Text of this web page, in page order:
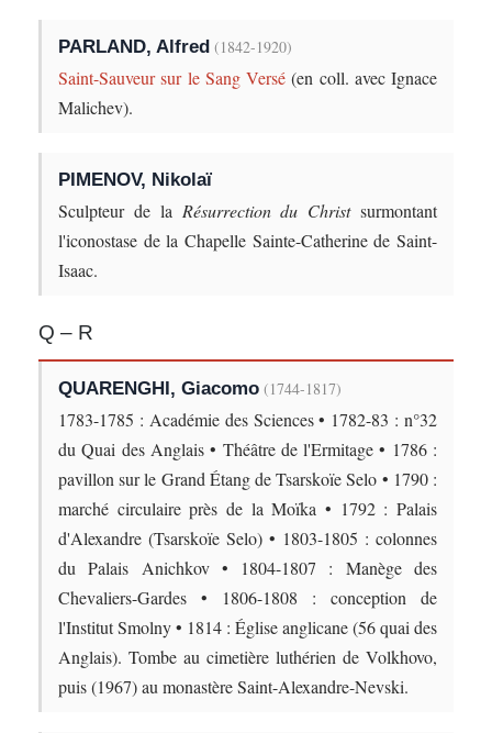
PARLAND, Alfred (1842-1920)
Saint-Sauveur sur le Sang Versé (en coll. avec Ignace
Malichev).
PIMENOV, Nikolaï
Sculpteur de la Résurrection du Christsurmontant
l'iconostase de la Chapelle Sainte-Catherine de Saint-
Isaac.
Q – R
QUARENGHI, Giacomo (1744-1817)
1783-1785 : Académie des Sciences • 1782-83 : n°32
du Quai des Anglais • Théâtre de l'Ermitage • 1786 :
pavillon sur le Grand Étang de Tsarskoïe Selo • 1790 :
marché circulaire près de la Moïka • 1792 : Palais
d'Alexandre (Tsarskoïe Selo) • 1803-1805 : colonnes
du Palais Anichkov • 1804-1807 : Manège des
Chevaliers-Gardes • 1806-1808 : conception de
l'Institut Smolny • 1814 : Église anglicane (56 quai des
Anglais). Tombe au cimetière luthérien de Volkhovo,
puis (1967) au monastère Saint-Alexandre-Nevski.